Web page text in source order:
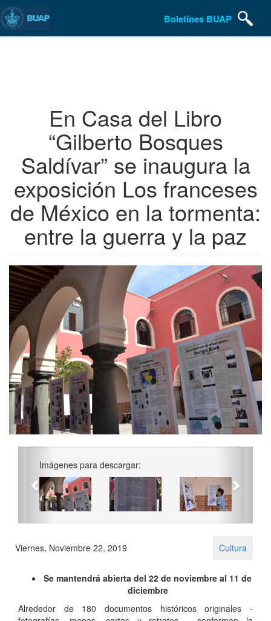
Boletines BUAP
En Casa del Libro
“Gilberto Bosques
Saldívar” se inaugura la
exposición Los franceses
de México en la tormenta:
entre la guerra y la paz
Imágenes para descargar:
Viernes, Noviembre 22, 2019 Cultura
Se mantendrá abierta del 22 de noviembre al 11 de
diciembre
Alrededor de 180 documentos históricos originales -